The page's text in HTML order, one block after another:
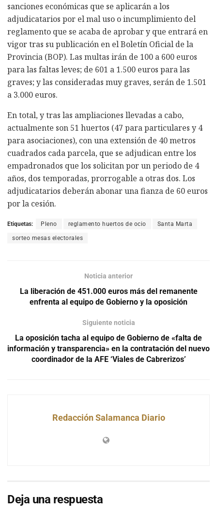
sanciones económicas que se aplicarán a los
adjudicatarios por el mal uso o incumplimiento del
reglamento que se acaba de aprobar y que entrará en
vigor tras su publicación en el Boletín Oficial de la
Provincia (BOP). Las multas irán de 100 a 600 euros
para las faltas leves; de 601 a 1.500 euros para las
graves; y las consideradas muy graves, serán de 1.501
a 3.000 euros.
En total, y tras las ampliaciones llevadas a cabo,
actualmente son 51 huertos (47 para particulares y 4
para asociaciones), con una extensión de 40 metros
cuadrados cada parcela, que se adjudican entre los
empadronados que los solicitan por un periodo de 4
años, dos temporadas, prorrogable a otras dos. Los
adjudicatarios deberán abonar una fianza de 60 euros
por la cesión.
Etiquetas: Pleno reglamento huertos de ocio Santa Marta
sorteo mesas electorales
Noticia anterior
La liberación de 451.000 euros más del remanente
enfrenta al equipo de Gobierno y la oposición
Siguiente noticia
La oposición tacha al equipo de Gobierno de «falta de
información y transparencia» en la contratación del nuevo
coordinador de la AFE ‘Viales de Cabrerizos’
Redacción Salamanca Diario
Deja una respuesta